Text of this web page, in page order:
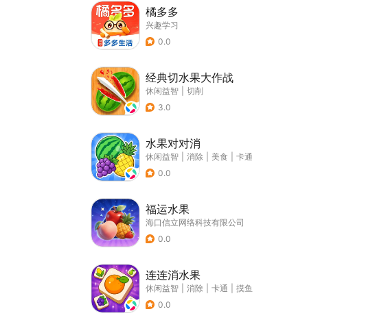
橘多多
兴趣学习
0.0
经典切水果大作战
休闲益智
切削
3.0
水果对对消
休闲益智 消除 美食
卡通
0.0
福运水果
海口信立网络科技有限公司
0.0
连连消水果
休闲益智 消除 卡通
摸鱼
0.0